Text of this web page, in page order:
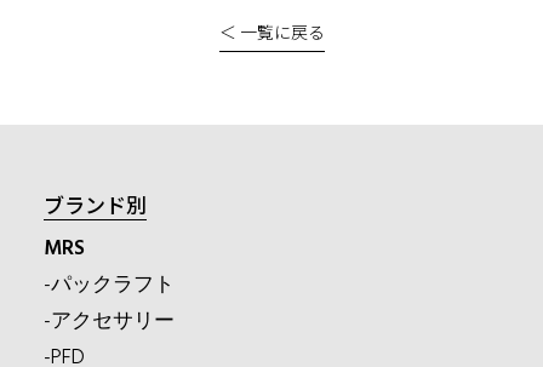
ブランド別
MRS
-パックラフト
-アクセサリー
-PFD
＜ 一覧に戻る